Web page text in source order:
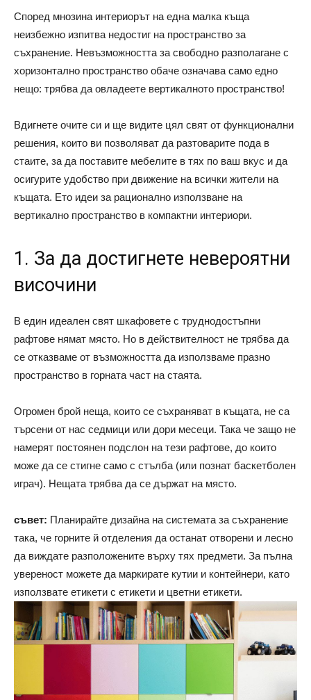
Според мнозина интериорът на една малка къща
неизбежно изпитва недостиг на пространство за
съхранение. Невъзможността за свободно разполагане с
хоризонтално пространство обаче означава само едно
нещо: трябва да овладеете вертикалното пространство!
Вдигнете очите си и ще видите цял свят от функционални
решения, които ви позволяват да разтоварите пода в
стаите, за да поставите мебелите в тях по ваш вкус и да
осигурите удобство при движение на всички жители на
къщата. Ето идеи за рационално използване на
вертикално пространство в компактни интериори.
1. За да достигнете невероятни
височини
В един идеален свят шкафовете с труднодостъпни
рафтове нямат място. Но в действителност не трябва да
се отказваме от възможността да използваме празно
пространство в горната част на стаята.
Огромен брой неща, които се съхраняват в къщата, не са
търсени от нас седмици или дори месеци. Така че защо не
намерят постоянен подслон на тези рафтове, до които
може да се стигне само с стълба (или познат баскетболен
играч). Нещата трябва да се държат на място.
съвет: Планирайте дизайна на системата за съхранение
така, че горните й отделения да останат отворени и лесно
да виждате разположените върху тях предмети. За пълна
увереност можете да маркирате кутии и контейнери, като
използвате етикети с етикети и цветни етикети.